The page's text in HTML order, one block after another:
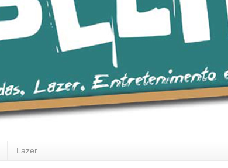
Lazer